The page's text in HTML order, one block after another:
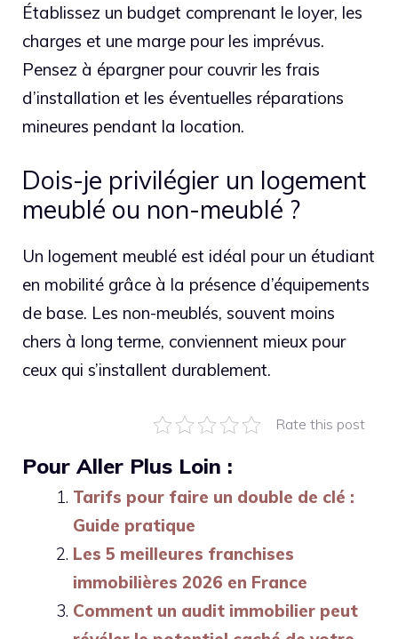
Établissez un budget comprenant le loyer, les
charges et une marge pour les imprévus.
Pensez à épargner pour couvrir les frais
d’installation et les éventuelles réparations
mineures pendant la location.
Dois-je privilégier un logement
meublé ou non-meublé ?
Un logement meublé est idéal pour un étudiant
en mobilité grâce à la présence d’équipements
de base. Les non-meublés, souvent moins
chers à long terme, conviennent mieux pour
ceux qui s’installent durablement.
Rate this post
Pour Aller Plus Loin :
Tarifs pour faire un double de clé :
Guide pratique
Les 5 meilleures franchises
immobilières 2026 en France
Comment un audit immobilier peut